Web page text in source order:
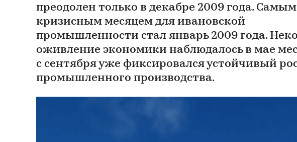
преодолен только в декабре 2009 года. Самым
кризисным месяцем для ивановской
промышленности стал январь 2009 года.
оживление экономики наблюдалось в мае
с сентября уже фиксировался устойчивый
промышленного производства.